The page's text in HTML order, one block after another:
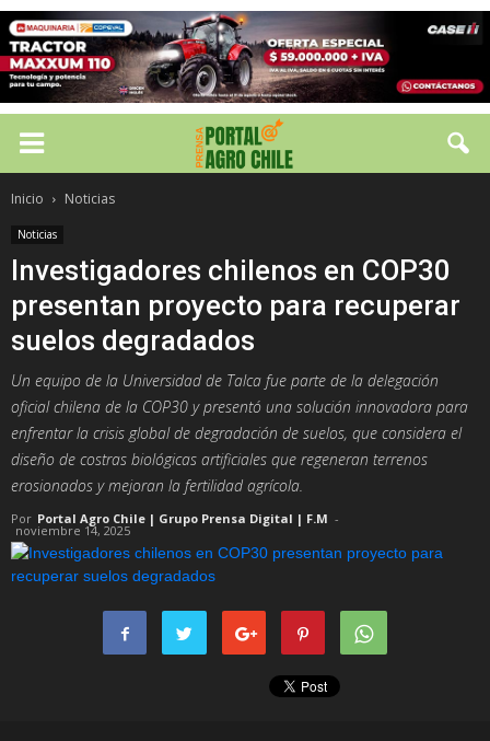
Inicio Noticias
Noticias
Investigadores chilenos en COP30
presentan proyecto para recuperar
suelos degradados
Un equipo de la Universidad de Talca fue parte de la delegación
oficial chilena de la COP30 y presentó una solución innovadora para
enfrentar la crisis global de degradación de suelos, que considera el
diseño de costras biológicas artificiales que regeneran terrenos
erosionados y mejoran la fertilidad agrícola.
Por Portal Agro Chile | Grupo Prensa Digital | F.M -
noviembre 14, 2025